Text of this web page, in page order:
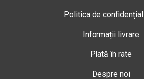
Politica de
Informații livrare
Plată în rate
Despre noi